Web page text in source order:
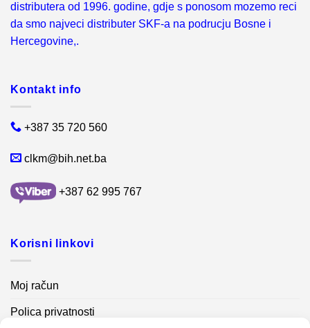
distributera od 1996. godine, gdje s ponosom mozemo reci
da smo najveci distributer SKF-a na podrucju Bosne i
Hercegovine,.
Kontakt info
+387 35 720 560
clkm@bih.net.ba
+387 62 995 767
Korisni linkovi
Moj račun
Polica privatnosti